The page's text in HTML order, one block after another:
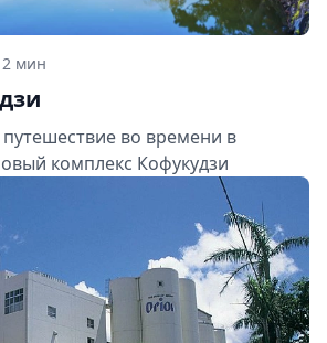
2 мин
во времени в
комплекс Кофукудзи